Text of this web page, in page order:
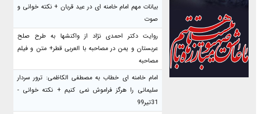
بیانات مهم امام خامنه ای در عید قربان + نکته خوانی و
صوت
روایت دکتر احمدی نژاد از واکنشها به طرح صلح
عربستان و یمن در مصاحبه با العربی قطر+ متن و فیلم
مصاحبه
امام خامنه ای خطاب به مصطفی الکاظمی: ترور سردار
سلیمانی را هرگز فراموش نمی کنیم + نکته خوانی -
31تیر99